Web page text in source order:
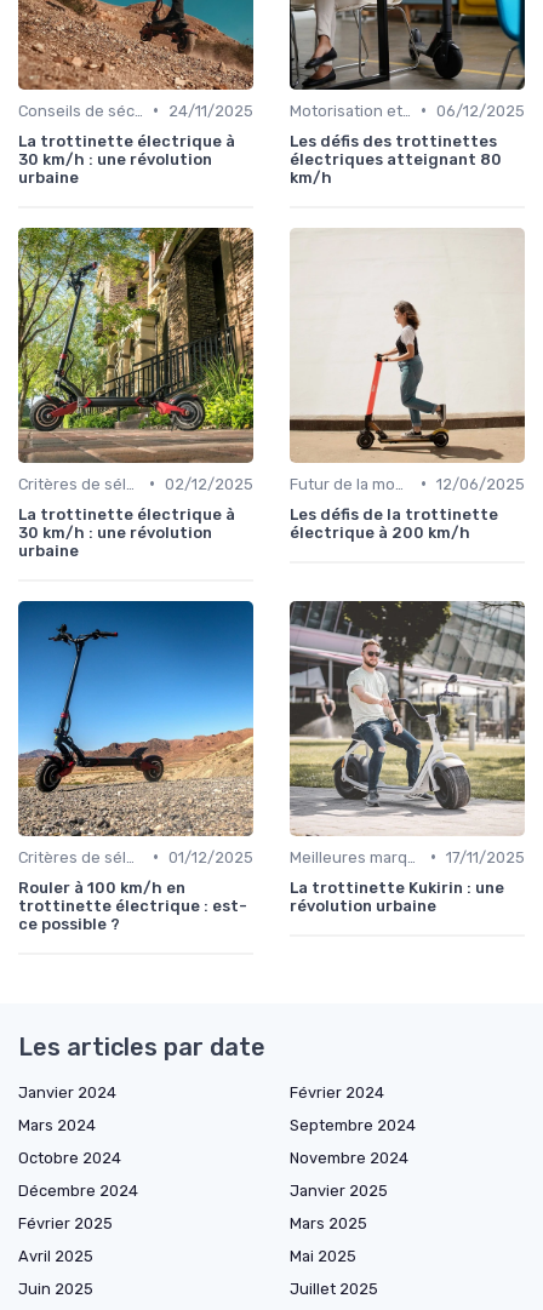
•
24/11/2025
La trottinette électrique à
30 km/h : une révolution
urbaine
• 06/12/2025
Les défis des trottinettes
électriques atteignant 80
km/h
• 02/12/2025
La trottinette électrique à
30 km/h : une révolution
urbaine
• 12/06/2025
Les défis de la trottinette
électrique à 200 km/h
• 01/12/2025
Rouler à 100 km/h en
trottinette électrique : est-
ce possible ?
• 17/11/2025
La trottinette Kukirin : une
révolution urbaine
Les articles par date
Janvier 2024
Février 2024
Mars 2024
Septembre 2024
Octobre 2024
Novembre 2024
Décembre 2024
Janvier 2025
Février 2025
Mars 2025
Avril 2025
Mai 2025
Juin 2025
Juillet 2025